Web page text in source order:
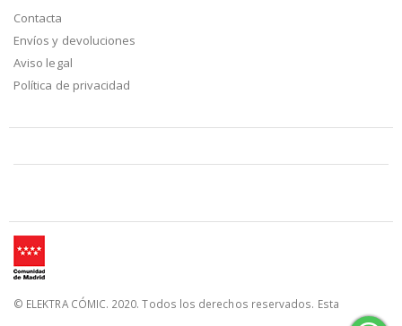
Contacta
Envíos y devoluciones
Aviso legal
Política de privacidad
© ELEKTRA CÓMIC. 2020. Todos los derechos reservados. Esta